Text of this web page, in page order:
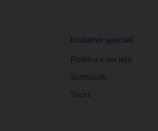
Iniziative speciali
Politica e società
Spettacoli
Sport